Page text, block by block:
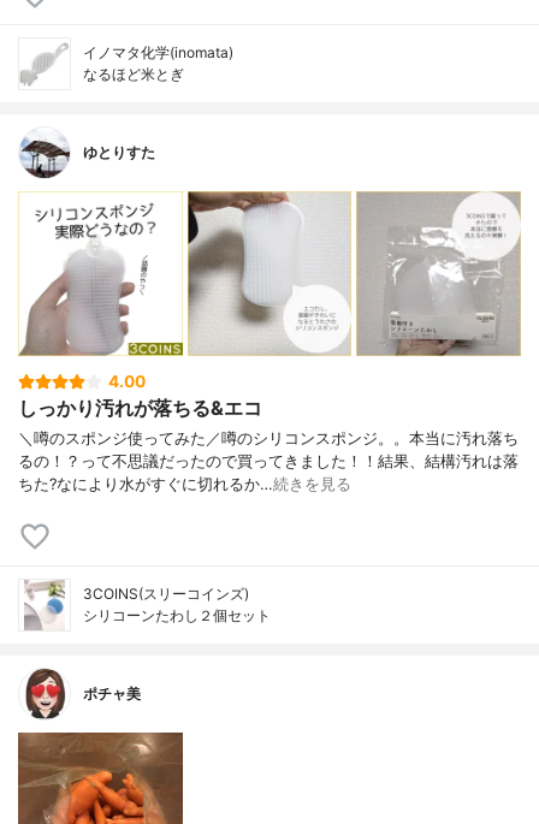
イノマタ化学(inomata)
なるほど米とぎ
ゆとりすた
4.00
しっかり汚れが落ちる&エコ
＼噂のスポンジ使ってみた／噂のシリコンスポンジ。。本当に汚れ落ち
るの！？って不思議だったので買ってきました！！結果、結構汚れは落
ちた?なにより水がすぐに切れるか…続きを見る
3COINS(スリーコインズ)
シリコーンたわし２個セット
ポチャ美